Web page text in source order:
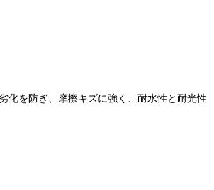
化を防ぎ、摩擦キズに強く、耐水性と耐光性